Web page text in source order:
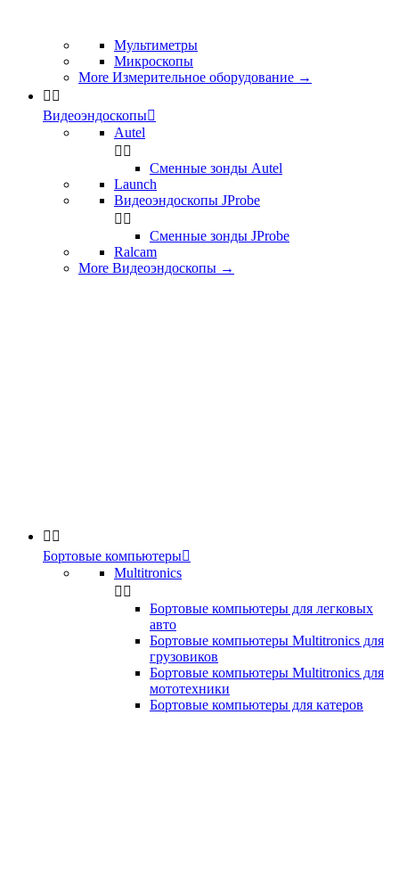
Мультиметры
Микроскопы
More Измерительное оборудование →
 
Видеоэндоскопы
Autel
 
Сменные зонды Autel
Launch
Видеоэндоскопы JProbe
 
Сменные зонды JProbe
Ralcam
More Видеоэндоскопы →
 
Бортовые компьютеры
Multitronics
 
Бортовые компьютеры для легковых
авто
Бортовые компьютеры Multitronics для
грузовиков
Бортовые компьютеры Multitronics для
мототехники
Бортовые компьютеры для катеров